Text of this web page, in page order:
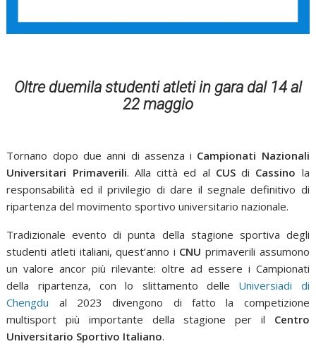
Oltre duemila studenti atleti in gara dal 14 al
22 maggio
Tornano dopo due anni di assenza i Campionati Nazionali
Universitari Primaverili. Alla città ed al CUSdi Cassino la
responsabilità ed il privilegio di dare il segnale definitivo di
ripartenza del movimento sportivo universitario nazionale.
Tradizionale evento di punta della stagione sportiva degli
studenti atleti italiani, quest’anno i CNU primaverili assumono
un valore ancor più rilevante: oltre ad essere i Campionati
della ripartenza, con lo slittamento delle Universiadi di
Chengdu al 2023 divengono di fatto la competizione
multisport più importante della stagione per il Centro
Universitario Sportivo Italiano.